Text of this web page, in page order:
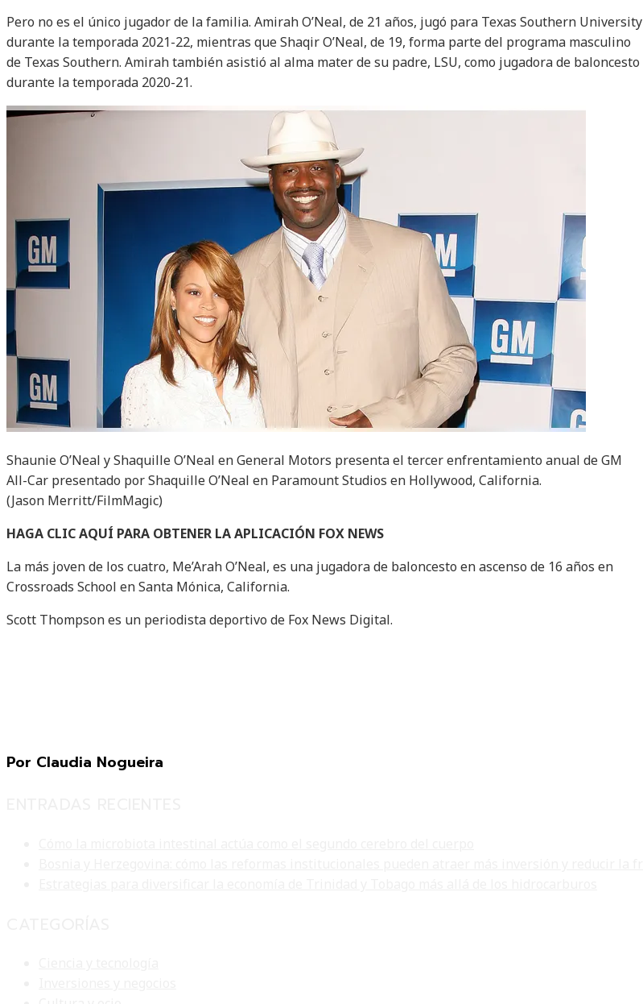
Pero no es el único jugador de la familia. Amirah O’Neal, de 21 años, jugó para Texas Southern University
durante la temporada 2021-22, mientras que Shaqir O’Neal, de 19, forma parte del programa masculino
de Texas Southern. Amirah también asistió al alma mater de su padre, LSU, como jugadora de baloncesto
durante la temporada 2020-21.
Shaunie O’Neal y Shaquille O’Neal en General Motors presenta el tercer enfrentamiento anual de GM
All-Car presentado por Shaquille O’Neal en Paramount Studios en Hollywood, California.
(Jason Merritt/FilmMagic)
HAGA CLIC AQUÍ PARA OBTENER LA APLICACIÓN FOX NEWS
La más joven de los cuatro, Me’Arah O’Neal, es una jugadora de baloncesto en ascenso de 16 años en
Crossroads School en Santa Mónica, California.
Scott Thompson es un periodista deportivo de Fox News Digital.
Por Claudia Nogueira